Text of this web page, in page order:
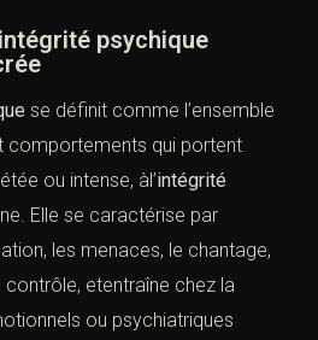
psychique
se définit comme l’ensemble
comportements qui portent
ou intense, àl’intégrité
Elle se caractérise par
les menaces, le chantage,
contrôle, etentraîne chez la
ou psychiatriques